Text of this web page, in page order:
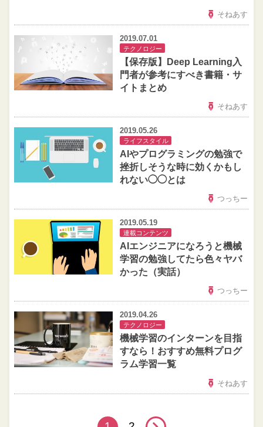
そねあす
2019.07.01
テクノロジー
【保存版】Deep Learning入
門者が参考にすべき書籍・サ
イトまとめ
そねあす
2019.05.26
ライフスタイル
AIやプログラミングの勉強で
挫折しそうな時に効くかもし
れない◯◯とは
つっちー
2019.05.19
連載コンテンツ
AIエンジニアになろうと機械
学習の勉強してたら色々ヤバ
かった（実話）
つっちー
2019.04.26
テクノロジー
機械学習のインターンを目指
すなら！おすすめ無料プログ
ラム学習一覧
そねあす